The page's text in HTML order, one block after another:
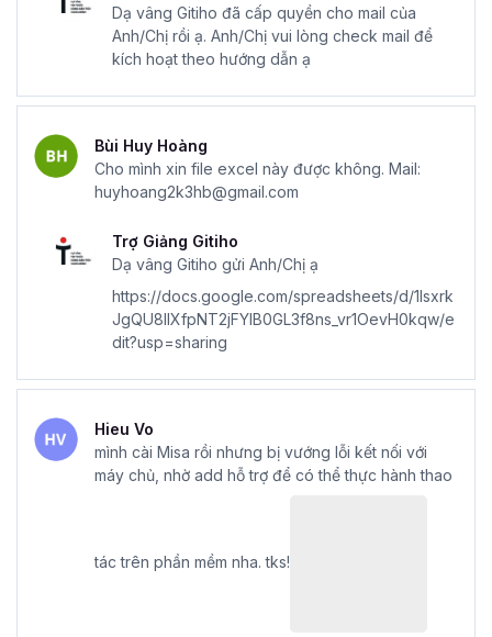
Dạ vâng Gitiho đã cấp quyền cho mail của
Anh/Chị rồi ạ. Anh/Chị vui lòng check mail để
kích hoạt theo hướng dẫn ạ
Bùi Huy Hoàng
Cho mình xin file excel này được không. Mail:
huyhoang2k3hb@gmail.com
Trợ Giảng Gitiho
Dạ vâng Gitiho gửi Anh/Chị ạ
https://docs.google.com/spreadsheets/d/1lsxrk
JgQU8llXfpNT2jFYlB0GL3f8ns_vr1OevH0kqw/e
dit?usp=sharing
Hieu Vo
mình cài Misa rồi nhưng bị vướng lỗi kết nối với
máy chủ, nhờ add hỗ trợ để có thể thực hành thao
tác trên phần mềm nha. tks!